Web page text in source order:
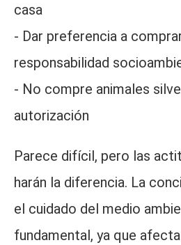
casa
- Dar preferencia a
responsabilidad
- No compre animales
autorización
Parece difícil, pero las
harán la diferencia. La
el cuidado del medio
fundamental, ya que